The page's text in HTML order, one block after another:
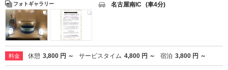
フォトギャラリー
名古屋南IC (車4分)
料金 休憩 3,800 円 ～ サービスタイム 4,800 円 ～ 宿泊 3,800 円 ～